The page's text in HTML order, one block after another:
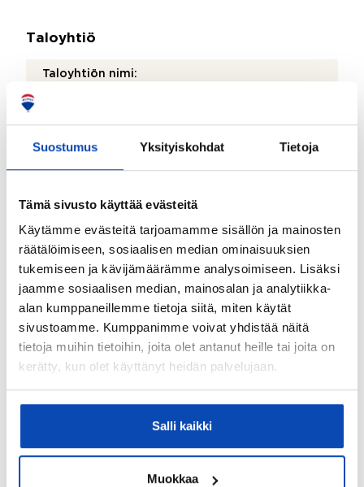
Suostumus Yksityiskohdat Tietoja
Tämä sivusto käyttää evästeitä
Käytämme evästeitä tarjoamamme sisällön ja mainosten
räätälöimiseen, sosiaalisen median ominaisuuksien
tukemiseen ja kävijämäärämme analysoimiseen. Lisäksi
jaamme sosiaalisen median, mainosalan ja analytiikka-
alan kumppaneillemme tietoja siitä, miten käytät
sivustoamme. Kumppanimme voivat yhdistää näitä
tietoja muihin tietoihin, joita olet antanut heille tai joita on
kerätty, kun olet käyttänyt heidän palvelujaan.
Salli kaikki
Muokkaa
Taloyhtiö
Taloyhtiön nimi:
Taloyhtiön Y-tunnus:
2612212-9
Huoltoyhtiö
Isännöitsijätoimisto:
Turun Seudun Kiinteistöpiste Oy
Isännöitsijän nimi:
Jussi Jalonen
Puhelinnumero:
400 269 514
20250